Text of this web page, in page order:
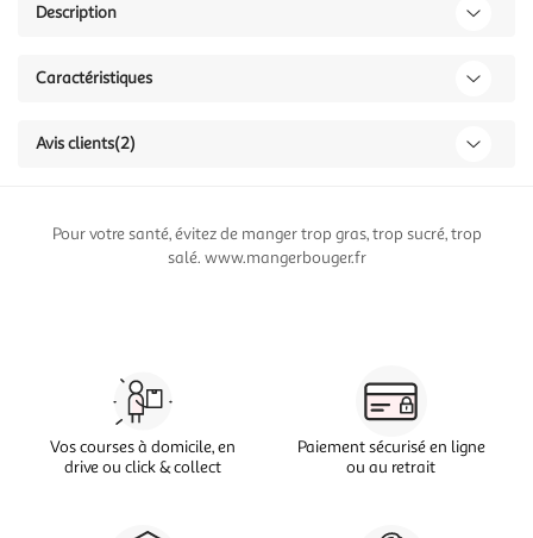
Description
Caractéristiques
Avis clients(2)
Pour votre santé, évitez de manger trop gras, trop sucré, trop
salé. www.mangerbouger.fr
Vos courses à domicile, en
drive ou click & collect
Paiement sécurisé en ligne
ou au retrait